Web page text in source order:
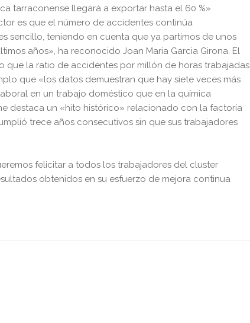
tarraconense llegará a exportar hasta el 60 %»
es que el número de accidentes continúa
sencillo, teniendo en cuenta que ya partimos de unos
años», ha reconocido Joan Maria Garcia Girona. El
que la ratio de accidentes por millón de horas trabajadas
que «los datos demuestran que hay siete veces más
en un trabajo doméstico que en la química
destaca un «hito histórico» relacionado con la factoría
trece años consecutivos sin que sus trabajadores
felicitar a todos los trabajadores del cluster
obtenidos en su esfuerzo de mejora continua